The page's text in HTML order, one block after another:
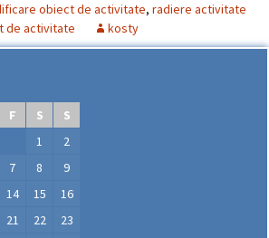
obiect de activitate, radiere activitate
de activitate kosty
F S
S
1
2
7 8
9
14 15
16
21 22
23